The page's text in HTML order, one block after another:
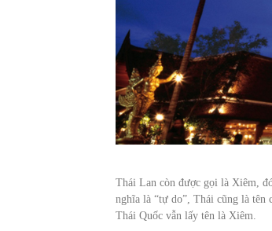
Thái Lan còn được gọi là Xiêm,
nghĩa là “tự do”, Thái cũng là tên
Thái Quốc vẫn lấy tên là Xiêm.